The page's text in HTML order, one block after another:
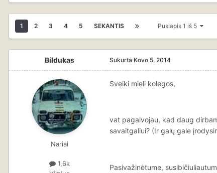
1 2 3 4 5 SEKANTIS Puslapis 1 iš 5
Bildukas
Nariai
1,6k
Sukurta Kovo 5, 2014
Sveiki mieli kolegos,
vat pagalvojau, kad daug
savaitgaliui? (Ir galų gale
Pasivažinėtume,